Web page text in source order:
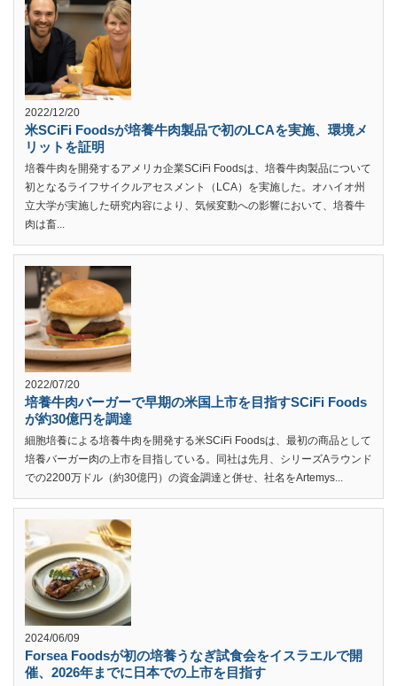
2022/12/20
米SCiFi Foodsが培養牛肉製品で初のLCAを実施、環境メ
リットを証明
培養牛肉を開発するアメリカ企業SCiFi Foodsは、培養牛肉製品について
初となるライフサイクルアセスメント（LCA）を実施した。オハイオ州
立大学が実施した研究内容により、気候変動への影響において、培養牛
肉は畜...
2022/07/20
培養牛肉バーガーで早期の米国上市を目指すSCiFi Foods
が約30億円を調達
細胞培養による培養牛肉を開発する米SCiFi Foodsは、最初の商品として
培養バーガー肉の上市を目指している。同社は先月、シリーズAラウンド
での2200万ドル（約30億円）の資金調達と併せ、社名をArtemys...
2024/06/09
Forsea Foodsが初の培養うなぎ試食会をイスラエルで開
催、2026年までに日本での上市を目指す